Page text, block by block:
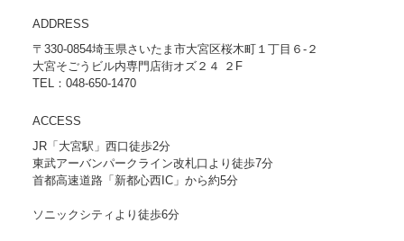
ADDRESS
〒330-0854埼玉県さいたま市大宮区桜木町１丁目６-２
大宮そごうビル内専門店街オズ２４ ２F
TEL：048-650-1470
ACCESS
JR「大宮駅」西口徒歩2分
東武アーバンパークライン改札口より徒歩7分
首都高速道路「新都心西IC」から約5分
ソニックシティより徒歩6分